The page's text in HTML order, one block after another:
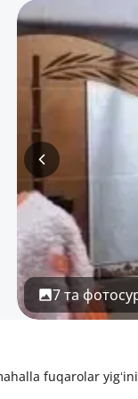
7 та
fuqarolar yigʻini